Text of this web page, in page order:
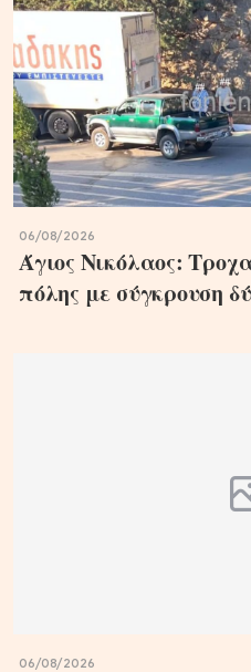
06/08/2026
Άγιος Νικόλαος:
πόλης με σύγκρουση
06/08/2026